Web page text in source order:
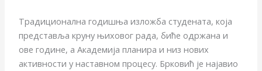
Традиционална годишња изложба студената, која
представља круну њиховог рада, биће одржана и
ове године, а Академија планира и низ нових
активности у наставном процесу. Брковић је најавио